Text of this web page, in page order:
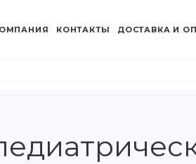
КОНТАКТЫ ДОСТАВКА И